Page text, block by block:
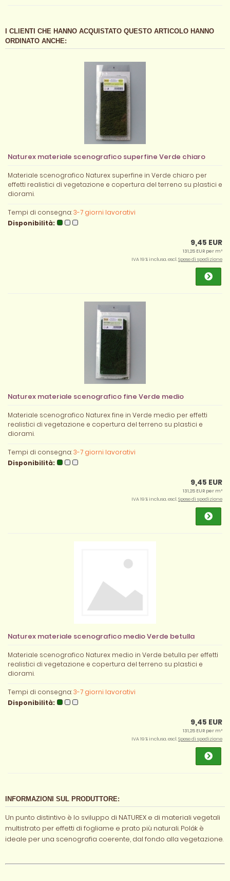
I CLIENTI CHE HANNO ACQUISTATO QUESTO ARTICOLO HANNO
ORDINATO ANCHE:
Naturex materiale scenografico superfine Verde chiaro
Materiale scenografico Naturex superfine in Verde chiaro per
effetti realistici di vegetazione e copertura del terreno su plastici e
diorami.
Tempi di consegna:3-7 giorni lavorativi
Disponibilità:
9,45 EUR
131,25 EUR per m²
IVA 19 % inclusa. escl.Spese di spedizione
Naturex materiale scenografico fine Verde medio
Materiale scenografico Naturex fine in Verde medio per effetti
realistici di vegetazione e copertura del terreno su plastici e
diorami.
Tempi di consegna:3-7 giorni lavorativi
Disponibilità:
9,45 EUR
131,25 EUR per m²
IVA 19 % inclusa. escl.Spese di spedizione
Naturex materiale scenografico medio Verde betulla
Materiale scenografico Naturex medio in Verde betulla per effetti
realistici di vegetazione e copertura del terreno su plastici e
diorami.
Tempi di consegna:3-7 giorni lavorativi
Disponibilità:
9,45 EUR
131,25 EUR per m²
IVA 19 % inclusa. escl.Spese di spedizione
INFORMAZIONI SUL PRODUTTORE:
Un punto distintivo è lo sviluppo di NATUREX e di materiali vegetali
multistrato per effetti di fogliame e prato più naturali. Polák è
ideale per una scenografia coerente, dal fondo alla vegetazione.